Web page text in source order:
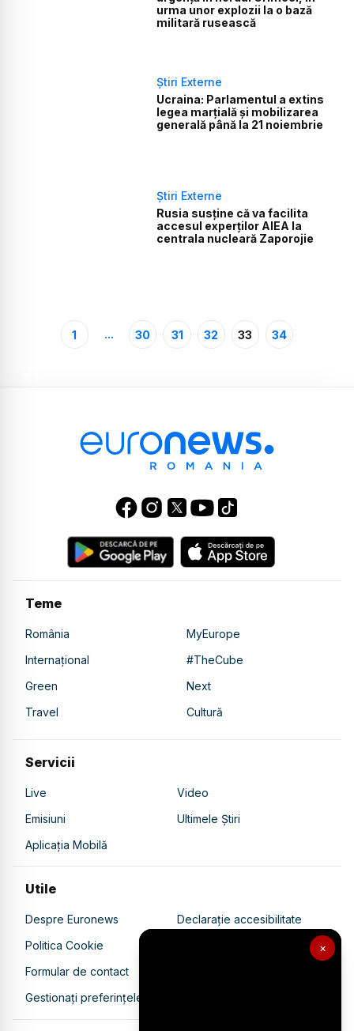
×
urma unor explozii la o bază
militară rusească
Știri Externe
Ucraina: Parlamentul a extins
legea marţială şi mobilizarea
generală până la 21 noiembrie
Știri Externe
Rusia susține că va facilita
accesul experţilor AIEA la
centrala nucleară Zaporojie
1 ... 30 31 32 33 34
Teme
România
MyEurope
Internațional
#TheCube
Green
Next
Travel
Cultură
Servicii
Live
Video
Emisiuni
Ultimele Știri
Aplicația Mobilă
Utile
Despre Euronews
Declarație accesibilitate
Politica Cookie
Politica de confidențialitate
Formular de contact
Gestionați preferințele